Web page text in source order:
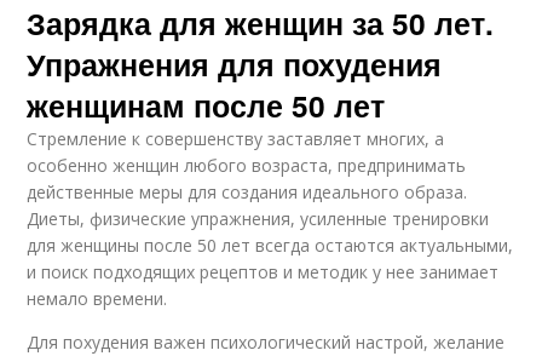
Зарядка для женщин за 50 лет.
Упражнения для похудения
женщинам после 50 лет
Стремление к совершенству заставляет многих, а
особенно женщин любого возраста, предпринимать
действенные меры для создания идеального образа.
Диеты, физические упражнения, усиленные тренировки
для женщины после 50 лет всегда остаются актуальными,
и поиск подходящих рецептов и методик у нее занимает
немало времени.
Для похудения важен психологический настрой, желание